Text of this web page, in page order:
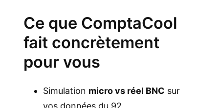
Ce que ComptaCool
fait concrètement
pour vous
Simulation micro vs réel BNC sur
vos données du 92.